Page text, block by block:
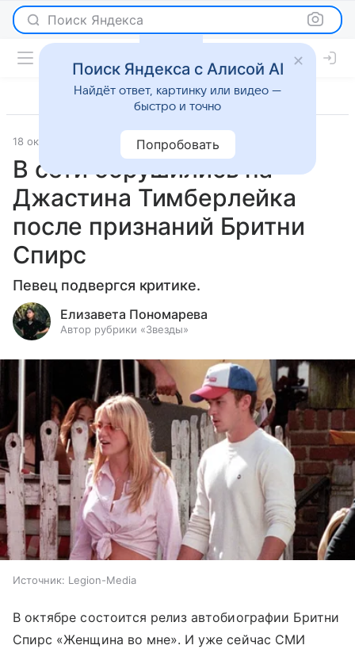
Поиск Яндекса
18 октября 2023 Светская жизнь
В сети обрушились на
Джастина Тимберлейка
после признаний Бритни
Спирс
Певец подвергся критике.
Елизавета Пономарева
Автор рубрики «Звезды»
Источник: Legion-Media
В октябре состоится релиз автобиографии Бритни
Спирс «Женщина во мне». И уже сейчас СМИ
Поиск Яндекса с Алисой AI
Найдёт ответ, картинку или видео —
быстро и точно
Попробовать